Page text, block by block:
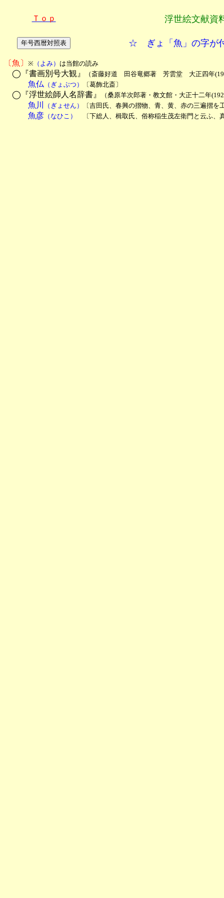
Ｔｏｐ 浮世絵文献資
☆ ぎょ「魚」の字が
〔魚〕 ※ （よみ） は当館の読み
◯『書画別号大観』 （斎藤好道　田谷竜郷著　芳雲堂　大正四年
魚仏 （ぎょぶつ） 〔葛飾北斎〕
◯『浮世絵師人名辞書』 （桑原羊次郎著・教文館・大正十二年
魚川 （ぎょせん） 〔吉田氏、春興の摺物、青、黄、赤の三遍摺
魚彦 （なひこ）